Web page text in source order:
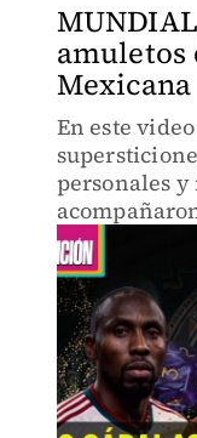
amuletos
Mexicana
En este
personales y
Selección
2026.